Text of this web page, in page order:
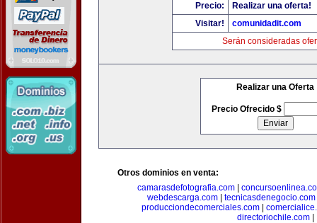
Precio:
Realizar una oferta!
Visitar!
comunidadit.com
Serán consideradas
Realizar una Oferta
Precio Ofrecido $
Otros dominios en venta:
camarasdefotografia.com|
webdescarga.com| tecnicasdenegocio.com
producciondecomerciales.com|
directoriochile.com|